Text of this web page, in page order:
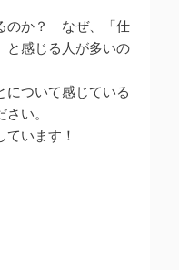
のか？ なぜ、「仕
と感じる人が多いの
について感じている
い。
います！